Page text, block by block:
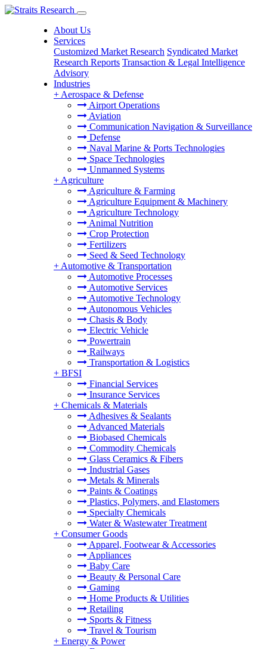
About Us
Services
Customized Market Research Syndicated Market
Research Reports Transaction & Legal Intelligence
Advisory
Industries
+ Aerospace & Defense
Airport Operations
Aviation
Communication Navigation & Surveillance
Defense
Naval Marine & Ports Technologies
Space Technologies
Unmanned Systems
+ Agriculture
Agriculture & Farming
Agriculture Equipment & Machinery
Agriculture Technology
Animal Nutrition
Crop Protection
Fertilizers
Seed & Seed Technology
+ Automotive & Transportation
Automotive Processes
Automotive Services
Automotive Technology
Autonomous Vehicles
Chasis & Body
Electric Vehicle
Powertrain
Railways
Transportation & Logistics
+ BFSI
Financial Services
Insurance Services
+ Chemicals & Materials
Adhesives & Sealants
Advanced Materials
Biobased Chemicals
Commodity Chemicals
Glass Ceramics & Fibers
Industrial Gases
Metals & Minerals
Paints & Coatings
Plastics, Polymers, and Elastomers
Specialty Chemicals
Water & Wastewater Treatment
+ Consumer Goods
Apparel, Footwear & Accessories
Appliances
Baby Care
Beauty & Personal Care
Gaming
Home Products & Utilities
Retailing
Sports & Fitness
Travel & Tourism
+ Energy & Power